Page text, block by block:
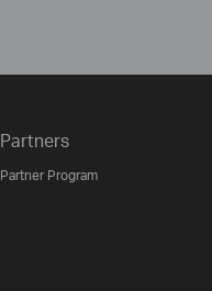
Partners
Partner Program